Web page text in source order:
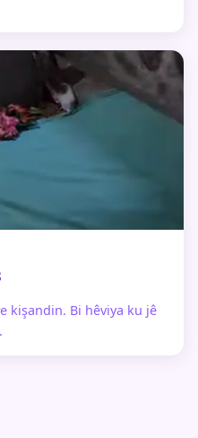
kişandin. Bi hêviya ku jê